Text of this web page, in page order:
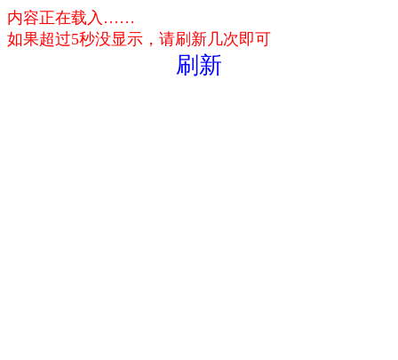
内容正在载入……
如果超过5秒没显示，请刷新几次即可
刷新